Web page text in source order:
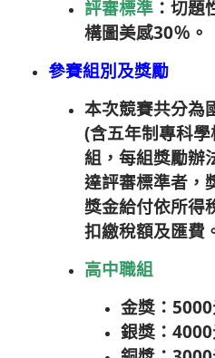
評審標準 ：切題
構圖美感30％。
參賽組別及獎勵
本次競賽共分為
(含五年制專科
組，每組獎勵辦
達評審標準者，
獎金給付依所得
扣繳稅額及匯費
高中職組
金獎：
銀獎：